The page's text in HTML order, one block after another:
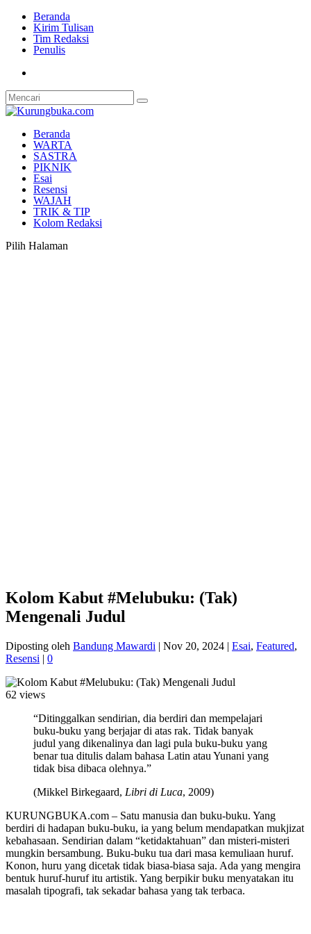
Beranda
Kirim Tulisan
Tim Redaksi
Penulis
Beranda
WARTA
SASTRA
PIKNIK
Esai
Resensi
WAJAH
TRIK & TIP
Kolom Redaksi
Pilih Halaman
Kolom Kabut #Melubuku: (Tak)
Mengenali Judul
Diposting oleh Bandung Mawardi | Nov 20, 2024 | Esai, Featured,
Resensi | 0
62 views
“Ditinggalkan sendirian, dia berdiri dan mempelajari
buku-buku yang berjajar di atas rak. Tidak banyak
judul yang dikenalinya dan lagi pula buku-buku yang
benar tua ditulis dalam bahasa Latin atau Yunani yang
tidak bisa dibaca olehnya.”
(Mikkel Birkegaard, Libri di Luca, 2009)
KURUNGBUKA.com – Satu manusia dan buku-buku. Yang
berdiri di hadapan buku-buku, ia yang belum mendapatkan mukjizat
kebahasaan. Sendirian dalam “ketidaktahuan” dan misteri-misteri
mungkin bersambung. Buku-buku tua dari masa kemuliaan huruf.
Konon, huru yang dicetak tidak biasa-biasa saja. Ada yang mengira
bentuk huruf-huruf itu artistik. Yang berpikir buku menyatakan itu
masalah tipografi, tak sekadar bahasa yang tak terbaca.